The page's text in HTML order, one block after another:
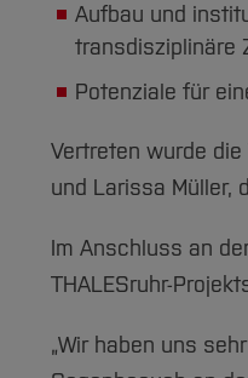
Aufbau und
transdisziplinäre
Potenziale für
Vertreten wurde die
und Larissa Müller,
Im Anschluss an
THALESruhr-
„Wir haben uns